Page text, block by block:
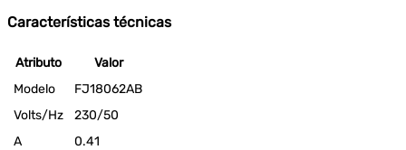
Características técnicas
Atributo
Valor
Modelo
FJ18062AB
Volts/Hz
230/50
A
0.41